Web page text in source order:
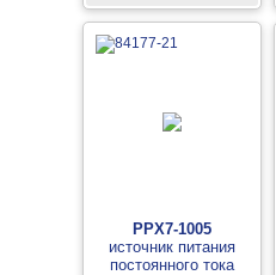
PPX7-1005
источник питания
постоянного тока